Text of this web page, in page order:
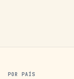
POR PAÍS